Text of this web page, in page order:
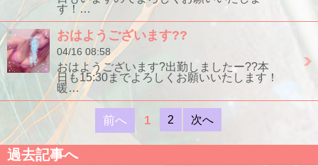
す！…
おはようございます??
04/16 08:58
おはようございます?出勤しましたー??本
日も15:30までよろしくお願いいたします！
暖…
前へ 1 2 次へ
過去記事へ